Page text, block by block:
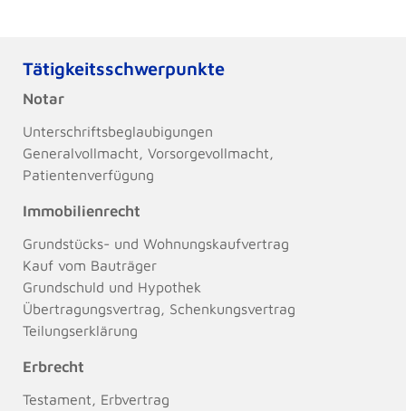
Tätigkeitsschwerpunkte
Notar
Unterschriftsbeglaubigungen
Generalvollmacht, Vorsorgevollmacht,
Patientenverfügung
Immobilienrecht
Grundstücks- und Wohnungskaufvertrag
Kauf vom Bauträger
Grundschuld und Hypothek
Übertragungsvertrag, Schenkungsvertrag
Teilungserklärung
Erbrecht
Testament, Erbvertrag